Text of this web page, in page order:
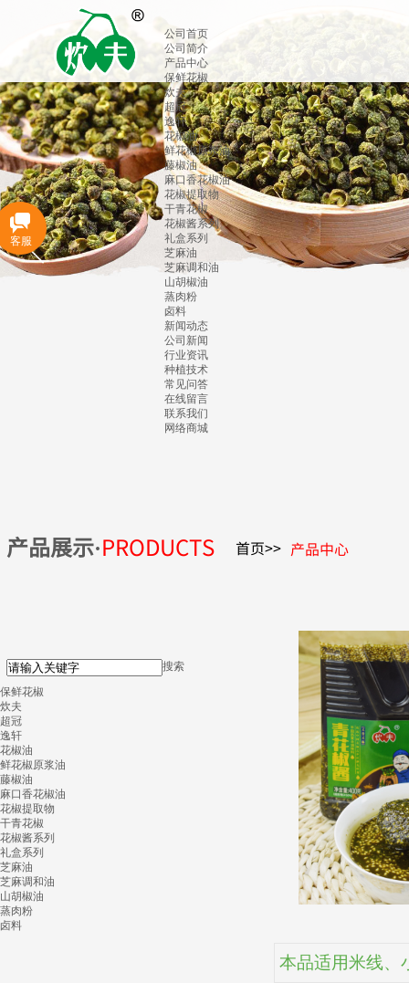
首页>>
搜索
本品适用米线、
保鲜花椒
炊夫
超冠
逸轩
花椒油
鲜花椒原浆油
藤椒油
麻口香花椒油
花椒提取物
干青花椒
花椒酱系列
礼盒系列
芝麻油
芝麻调和油
山胡椒油
蒸肉粉
卤料
产品展示·PRODUCTS 产品中心
公司首页
公司简介
产品中心
保鲜花椒
炊夫
超冠
逸轩
花椒油
鲜花椒原浆油
藤椒油
麻口香花椒油
花椒提取物
干青花椒
花椒酱系列
礼盒系列
芝麻油
芝麻调和油
山胡椒油
蒸肉粉
卤料
新闻动态
公司新闻
行业资讯
种植技术
常见问答
在线留言
联系我们
网络商城
客服